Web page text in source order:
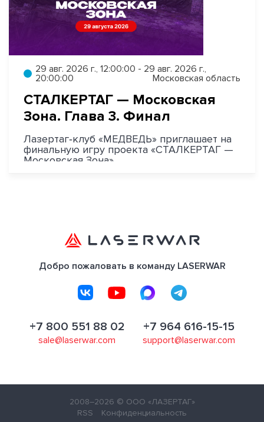
29 авг. 2026 г., 12:00:00 - 29 авг. 2026 г.,
20:00:00
Московская область
СТАЛКЕРТАГ — Московская
Зона. Глава 3. Финал
Лазертаг‑клуб «МЕДВЕДЬ» приглашает на
финальную игру проекта «СТАЛКЕРТАГ —
Московская Зона».
Добро пожаловать в команду LASERWAR
+7 800 551 88 02
sale@laserwar.com
+7 964 616-15-15
support@laserwar.com
2008–2026 © ООО «ЛАЗЕРТАГ»
RSS
Конфиденциальность